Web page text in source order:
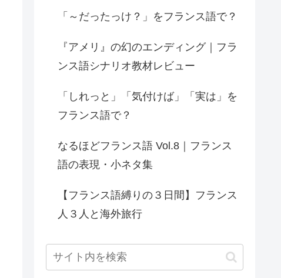
「～だったっけ？」をフランス語で？
『アメリ』の幻のエンディング｜フラ
ンス語シナリオ教材レビュー
「しれっと」「気付けば」「実は」を
フランス語で？
なるほどフランス語 Vol.8｜フランス
語の表現・小ネタ集
【フランス語縛りの３日間】フランス
人３人と海外旅行